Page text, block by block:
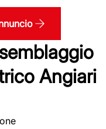
Angiari